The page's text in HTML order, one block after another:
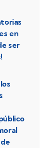
en
ser